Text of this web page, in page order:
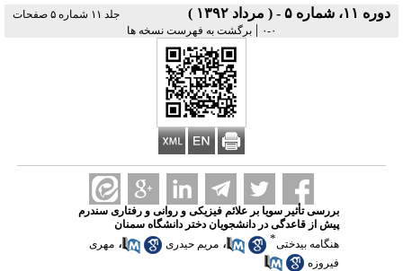
دوره ۱۱، شماره ۵ - ( مرداد ۱۳۹۲ )
جلد ۱۱ شماره ۵ صفحات
۰-۰
| برگشت به فهرست نسخه ها
بررسی تأثیر سویا بر علائم فیزیکی و روانی و رفتاری سندرم
پیش از قاعدگی در دانشجویان دختر دانشگاه سمنان
هنگامه بیدختی* ، مریم حیدری ، مهری
فیروزه